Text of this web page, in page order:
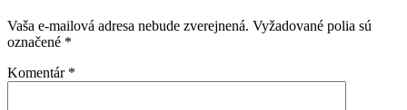
Vaša e-mailová adresa nebude zverejnená. Vyžadované polia sú
označené *
Komentár *